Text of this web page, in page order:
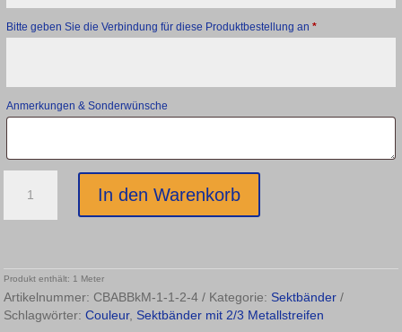
Bitte geben Sie die Verbindung für diese Produktbestellung an *
Anmerkungen & Sonderwünsche
8
Menge
In den Warenkorb
Produkt enthält: 1 Meter
Artikelnummer: CBABBkM-1-1-2-4 Kategorie: Sektbänder
Schlagwörter: Couleur, Sektbänder mit 2/3 Metallstreifen